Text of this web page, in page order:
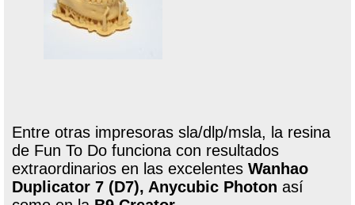
Entre otras impresoras sla/dlp/msla, la resina
de Fun To Do funciona con resultados
extraordinarios en las excelentes Wanhao
Duplicator 7 (D7), Anycubic Photon así